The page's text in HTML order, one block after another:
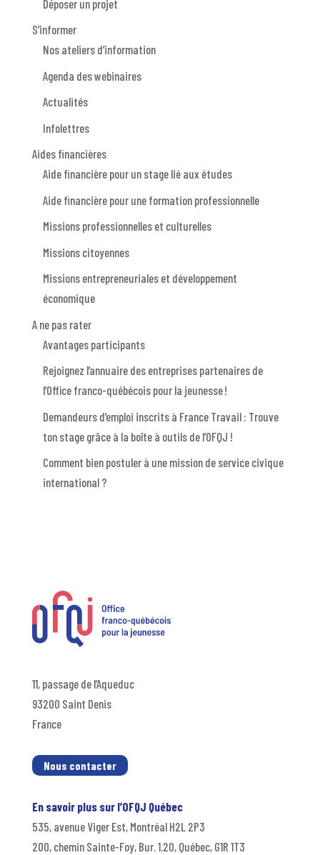
Déposer un projet
S’informer
Nos ateliers d’information
Agenda des webinaires
Actualités
Infolettres
Aides financières
Aide financière pour un stage lié aux études
Aide financière pour une formation professionnelle
Missions professionnelles et culturelles
Missions citoyennes
Missions entrepreneuriales et développement
économique
A ne pas rater
Avantages participants
Rejoignez l’annuaire des entreprises partenaires de
l’Office franco-québécois pour la jeunesse !
Demandeurs d’emploi inscrits à France Travail : Trouve
ton stage grâce à la boîte à outils de l’OFQJ !
Comment bien postuler à une mission de service civique
international ?
11, passage de l’Aqueduc
93200 Saint Denis
France
Nous contacter
En savoir plus sur l’OFQJ Québec
535, avenue Viger Est, Montréal H2L 2P3
200, chemin Sainte-Foy, Bur. 1.20, Québec, G1R 1T3